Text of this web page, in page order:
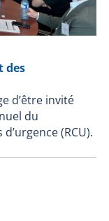
des
d’être invité
du
(RCU).